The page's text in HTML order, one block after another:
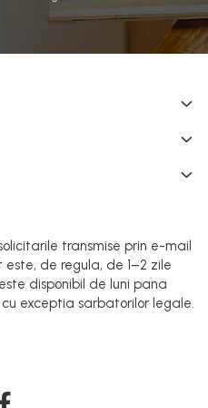
transmise prin e-mail
de regula, de 1–2 zile
disponibil de luni pana
cu exceptia sarbatorilor legale.